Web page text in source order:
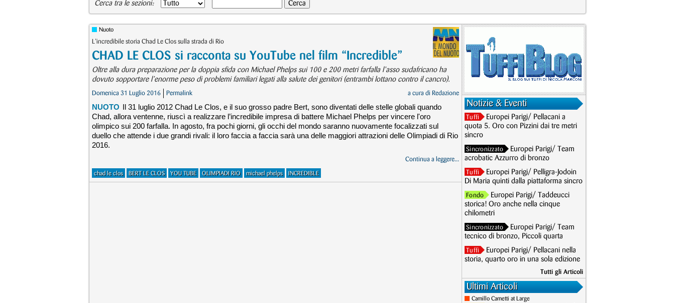
Cerca tra le sezioni:
Nuoto
L’incredibile storia Chad Le Clos sulla strada di Rio
CHAD LE CLOS si racconta su YouTube nel film “Incredible”
Oltre alla dura preparazione per la doppia sfida con Michael Phelps sui 100 e 200 metri farfalla l’asso sudafricano ha
dovuto sopportare l’enorme peso di problemi familiari legati alla salute dei genitori (entrambi lottano contro il cancro).
Domenica 31 Luglio 2016 Permalink a cura di Redazione
NUOTO Il 31 luglio 2012 Chad Le Clos, e il suo grosso padre Bert, sono diventati delle stelle globali quando
Chad, allora ventenne, riuscì a realizzare l’incredibile impresa di battere Michael Phelps per vincere l'oro
olimpico sui 200 farfalla. In agosto, fra pochi giorni, gli occhi del mondo saranno nuovamente focalizzati sul
duello che attende i due grandi rivali: il loro faccia a faccia sarà una delle maggiori attrazioni delle Olimpiadi di Rio
2016.
Continua a leggere...
chad le clos BERT LE CLOS YOU TUBE OLIMPIADI RIO michael phelps INCREDIBLE
Notizie & Eventi
Tuffi
Europei Parigi/ Pellacani a
quota 5. Oro con Pizzini dai tre metri
sincro
Sincronizzato
Europei Parigi/ Team
acrobatic Azzurro di bronzo
Tuffi
Europei Parigi/ Pelligra-Jodoin
Di Maria quinti dalla piattaforma sincro
Fondo
Europei Parigi/ Taddeucci
storica! Oro anche nella cinque
chilometri
Sincronizzato
Europei Parigi/ Team
tecnico di bronzo, Piccoli quarta
Tuffi
Europei Parigi/ Pellacani nella
storia, quarto oro in una sola edizione
Tutti gli Articoli
Ultimi Articoli
Camillo Cametti at Large